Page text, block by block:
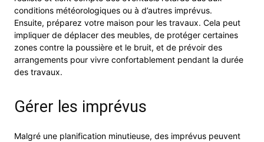
conditions météorologiques ou à d’autres imprévus.
Ensuite, préparez votre maison pour les travaux. Cela peut
impliquer de déplacer des meubles, de protéger certaines
zones contre la poussière et le bruit, et de prévoir des
arrangements pour vivre confortablement pendant la durée
des travaux.
Gérer les imprévus
Malgré une planification minutieuse, des imprévus peuvent